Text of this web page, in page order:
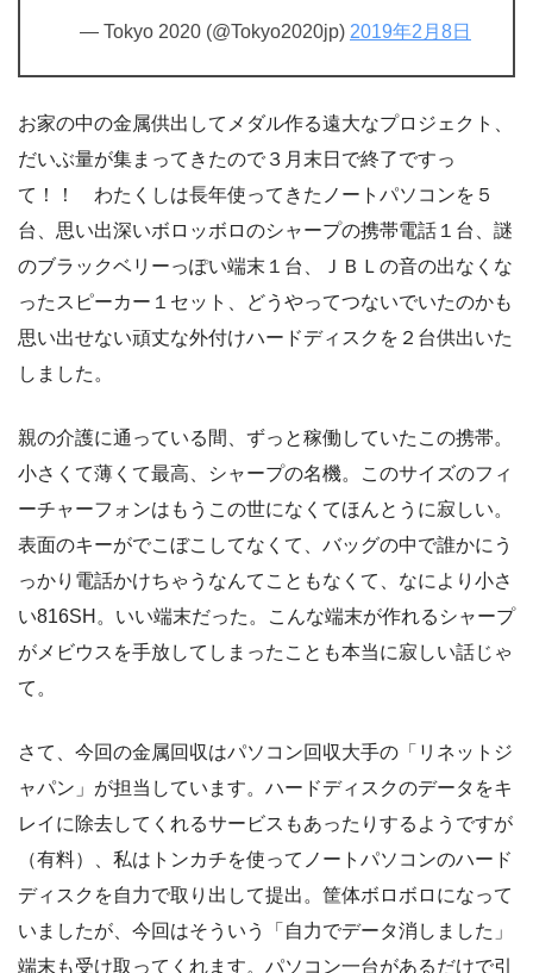
— Tokyo 2020 (@Tokyo2020jp) 2019年2月8日
お家の中の金属供出してメダル作る遠大なプロジェクト、
だいぶ量が集まってきたので３月末日で終了ですっ
て！！ わたくしは長年使ってきたノートパソコンを５
台、思い出深いボロッボロのシャープの携帯電話１台、謎
のブラックベリーっぽい端末１台、ＪＢＬの音の出なくな
ったスピーカー１セット、どうやってつないでいたのかも
思い出せない頑丈な外付けハードディスクを２台供出いた
しました。
親の介護に通っている間、ずっと稼働していたこの携帯。
小さくて薄くて最高、シャープの名機。このサイズのフィ
ーチャーフォンはもうこの世になくてほんとうに寂しい。
表面のキーがでこぼこしてなくて、バッグの中で誰かにう
っかり電話かけちゃうなんてこともなくて、なにより小さ
い816SH。いい端末だった。こんな端末が作れるシャープ
がメビウスを手放してしまったことも本当に寂しい話じゃ
て。
さて、今回の金属回収はパソコン回収大手の「リネットジ
ャパン」が担当しています。ハードディスクのデータをキ
レイに除去してくれるサービスもあったりするようですが
（有料）、私はトンカチを使ってノートパソコンのハード
ディスクを自力で取り出して提出。筐体ボロボロになって
いましたが、今回はそういう「自力でデータ消しました」
端末も受け取ってくれます。パソコン一台があるだけで引